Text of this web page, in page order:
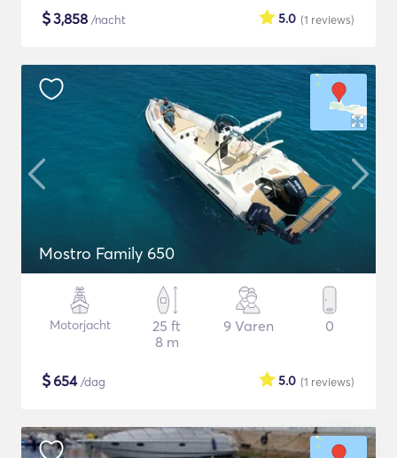
$3,858 /nacht (1 reviews)
5.0
Mostro Family 650
Motorjacht
25 ft
8 m
9 Varen 0
$654/dag (1 reviews)
5.0